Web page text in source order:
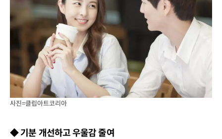
사진=클립아트코리아
◆ 기분 개선하고 우울감 줄여